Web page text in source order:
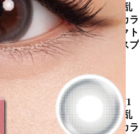
コン、乱視カラコン、格安乱
乱視用カラコン、韓国乱視カラ
ン、遠視カラコン、コンタクト
ン、格安カラコン専門のコスプ
スプレ&特殊カラコン
レー] ボシュロム ラシェル (1
コン、乱視カラコン、格安乱
乱視用カラコン、韓国乱視カラ